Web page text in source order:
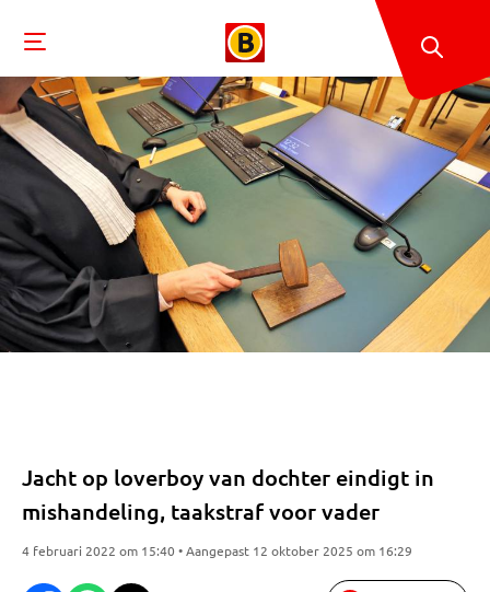
Jacht op loverboy van dochter eindigt in
mishandeling, taakstraf voor vader
4 februari 2022 om 15:40 • Aangepast 12 oktober 2025 om 16:29